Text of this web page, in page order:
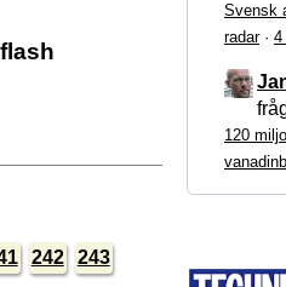
242
243
Svensk
radar· 4
120